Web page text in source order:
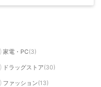
家電・PC(3)
ドラッグストア(30)
ファッション(13)